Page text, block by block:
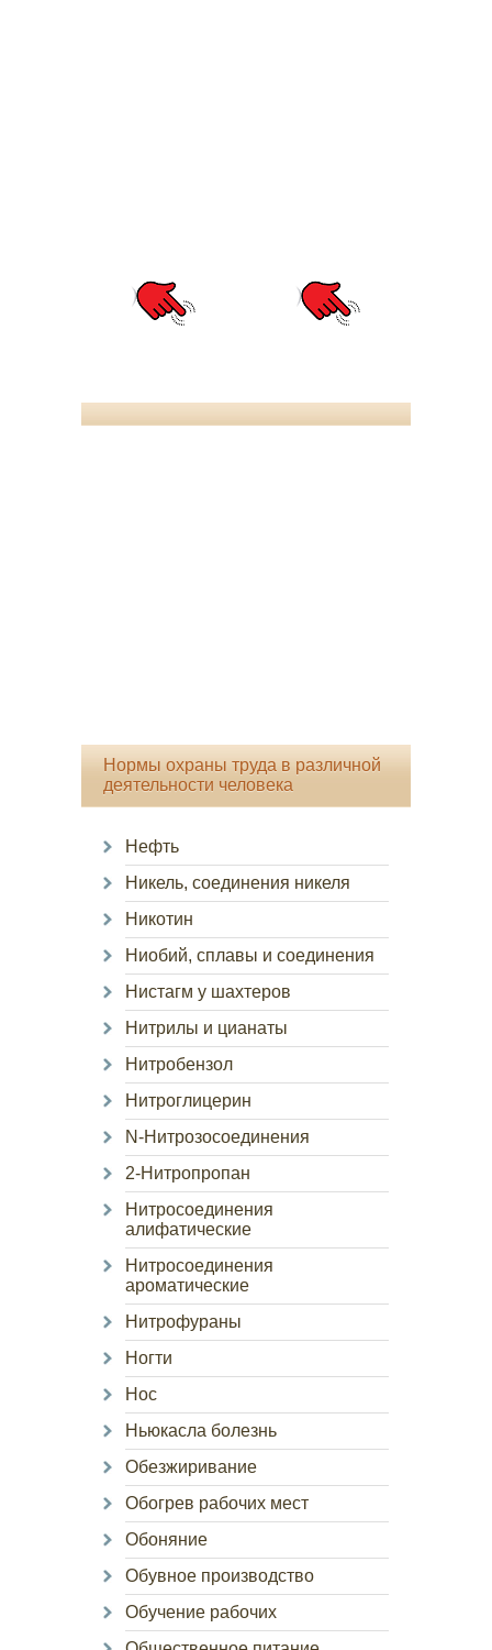
Нормы охраны труда в различной
деятельности человека
Нефть
Никель, соединения никеля
Никотин
Ниобий, сплавы и соединения
Нистагм у шахтеров
Нитрилы и цианаты
Нитробензол
Нитроглицерин
N-Нитрозосоединения
2-Нитропропан
Нитросоединения
алифатические
Нитросоединения
ароматические
Нитрофураны
Ногти
Нос
Ньюкасла болезнь
Обезжиривание
Обогрев рабочих мест
Обоняние
Обувное производство
Обучение рабочих